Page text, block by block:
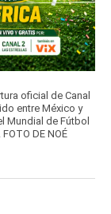
oficial de Canal
entre México y
Mundial de Fútbol
DE NOÉ